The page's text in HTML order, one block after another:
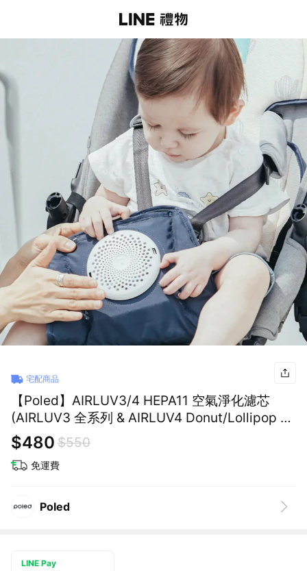
宅配商品
【Poled】AIRLUV3/4 HEPA11 空氣淨化濾芯
(AIRLUV3 全系列 & AIRLUV4 Donut/Lollipop 專
$480 $550
免運費
Poled
LINE Pay